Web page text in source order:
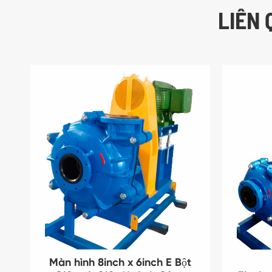
LIÊN
Màn hình 8inch x 6inch E Bột